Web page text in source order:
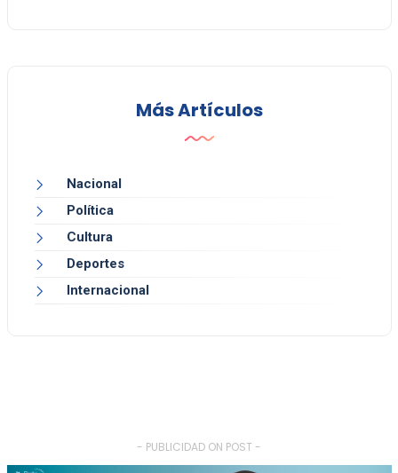
Más Artículos
Nacional
Política
Cultura
Deportes
Internacional
- PUBLICIDAD ON POST -